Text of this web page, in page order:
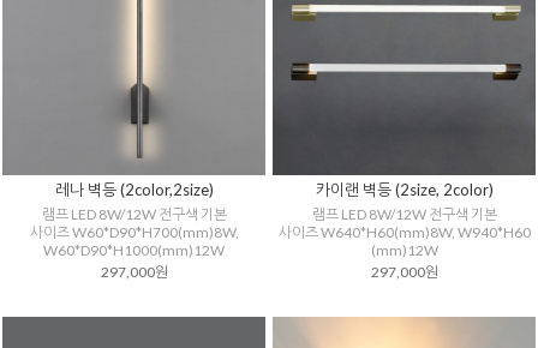
레나 벽등 (2color,2size)
램프 LED 8W/12W 전구색 기본
사이즈 W60*D90*H700(mm)8W,
W60*D90*H1000(mm)12W
297,000원
카이랜 벽등 (2size, 2color)
램프 LED 8W/12W 전구색 기본
사이즈 W640*H60(mm)8W, W940*H60
(mm)12W
297,000원